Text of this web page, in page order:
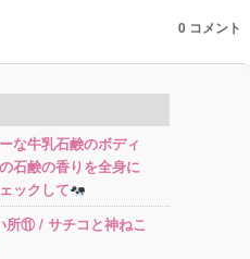
0 コメント
な牛乳石鹸のボディ
石鹸の香りを全身に
ックして
所⑪ / サチコと神ねこ